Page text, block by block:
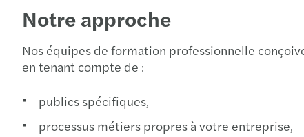
Notre approche
Nos équipes de formation professionnelle
en tenant compte de :
publics spécifiques,
processus métiers propres à votre entreprise,